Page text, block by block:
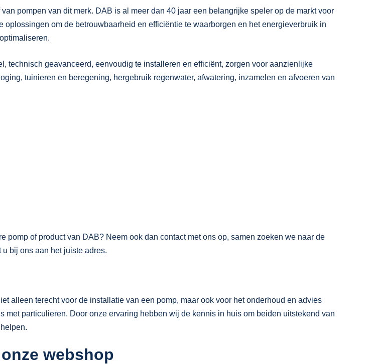
pompen van dit merk. DAB is al meer dan 40 jaar een belangrijke speler op de markt voor
om de betrouwbaarheid en efficiëntie te waarborgen en het energieverbruik in
technisch geavanceerd, eenvoudig te installeren en efficiënt, zorgen voor aanzienlijke
tuinieren en beregening, hergebruik regenwater, afwatering, inzamelen en afvoeren van
pomp of product van DAB? Neem ook dan contact met ons op, samen zoeken we naar de
bij ons aan het juiste adres.
alleen terecht voor de installatie van een pomp, maar ook voor het onderhoud en advies
particulieren. Door onze ervaring hebben wij de kennis in huis om beiden uitstekend van
webshop